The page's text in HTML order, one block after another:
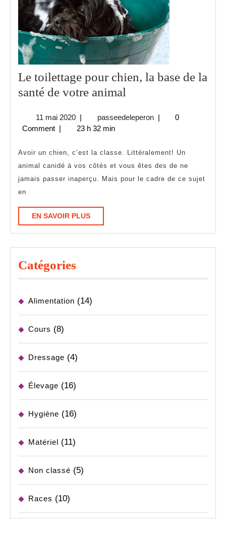
Le toilettage pour chien, la base de la
santé de votre animal
pour
la
base
de
11 mai 202011
mai
| passeedeleperonpasseedeleperon
|
0
Comment | 23 h 32 min
Avoir un chien, c’est la classe. Littéralement! Un
animal canidé à vos côtés et vous êtes des de ne
jamais passer inaperçu. Mais pour le cadre de ce sujet
en
EN SAVOIR PLUSEN
SAVOIR
Catégories
Alimentation (14)
Cours (8)
Dressage (4)
Élevage (16)
Hygiène (16)
Matériel (11)
Non classé (5)
Races (10)